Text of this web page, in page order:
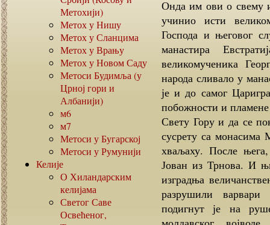
Метохији)
Метох у Нишу
Метох у Сланцима
Метох у Врању
Метох у Новом Саду
Метоси Будимља (у
Црној гори и
Албанији)
м6
м7
Метоси у Бугарској
Метоси у Румунији
Келије
О Хиландарским
келијама
Светог Саве
Освећеног,
Онда им ови о свему
учинио исти
Господа и његовог
манастира
великомученика
народа сливало у
је и до самог
побожности и пламене
Свету Гору и да се
сусрету са монасима
хваљаху. После
Јован из Трнова. И
изградња
разрушили
подигнут је на